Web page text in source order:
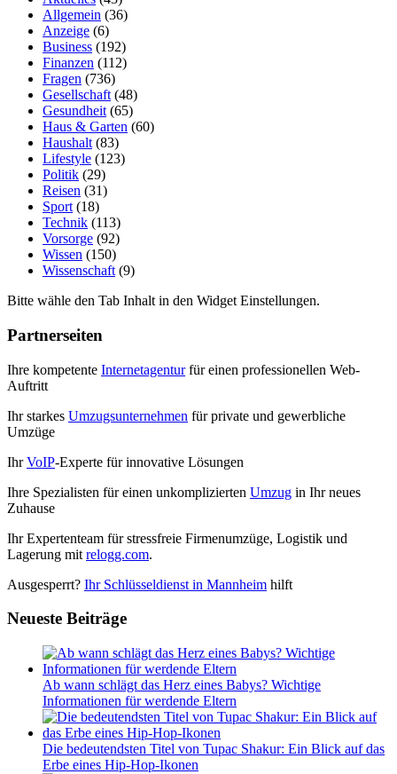
Allgemein (36)
Anzeige (6)
Business (192)
Finanzen (112)
Fragen (736)
Gesellschaft (48)
Gesundheit (65)
Haus & Garten (60)
Haushalt (83)
Lifestyle (123)
Politik (29)
Reisen (31)
Sport (18)
Technik (113)
Vorsorge (92)
Wissen (150)
Wissenschaft (9)
Bitte wähle den Tab Inhalt in den Widget Einstellungen.
Partnerseiten
Ihre kompetente Internetagenturfür einen professionellen Web-
Auftritt
Ihr starkes Umzugsunternehmen für private und gewerbliche
Umzüge
IhrVoIP-Experte für innovative Lösungen
Ihre Spezialisten für einen unkomplizierten Umzug in Ihr neues
Zuhause
Ihr Expertenteam für stressfreie Firmenumzüge, Logistik und
Lagerung mit relogg.com.
Ausgesperrt? Ihr Schlüsseldienst in Mannheim hilft
Neueste Beiträge
Ab wann schlägt das Herz eines Babys? Wichtige
Informationen für werdende Eltern
Die bedeutendsten Titel von Tupac Shakur: Ein Blick auf das
Erbe eines Hip-Hop-Ikonen